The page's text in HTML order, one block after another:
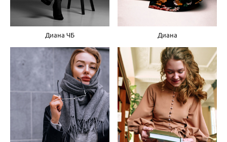
Диана ЧБ Диана